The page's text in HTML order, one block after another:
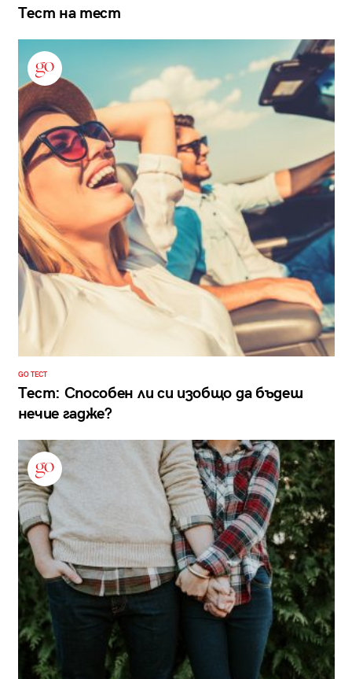
Тест на тест
GO ТЕСТ
Тест: Способен ли си изобщо да бъдеш
нечие гадже?